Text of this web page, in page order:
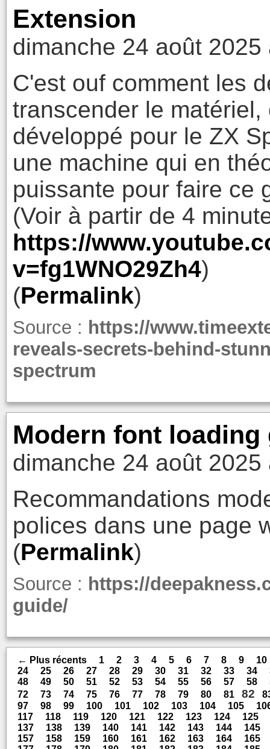
Extension
dimanche 24 août 2025
C'est ouf comment les
transcender le
développé pour le ZX
une machine qui en
puissante pour faire ce
(Voir à partir de 4
https://
v=fg1WNO29Zh4)
(Permalink)
Source : https://
reveals-secrets-behind-
spectrum
Modern font loading
dimanche 24 août 2025
Recommandations
polices dans une page
(Permalink)
Source : https://
guide/
← Plus récents 1 2 3 4 5 6 7 8 9
10
24
25 26 27 28 29 30 31 32 33 34
48
49 50 51 52 53 54 55 56 57 58
72
73 74 75 76 77 78 79 80 81 82
97
98 99 100 101 102 103 104 105
117
118 119 120 121 122 123 124
125
137
138 139 140 141 142 143 144
145
157
158 159 160 161 162 163 164
165